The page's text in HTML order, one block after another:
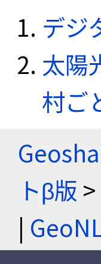
デジ
太陽
村ご
トβ版
|